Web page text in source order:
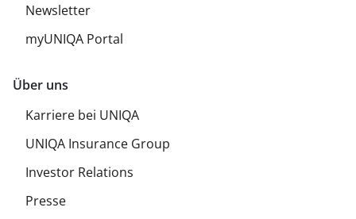
Newsletter
myUNIQA Portal
Über uns
Karriere bei UNIQA
UNIQA Insurance Group
Investor Relations
Presse